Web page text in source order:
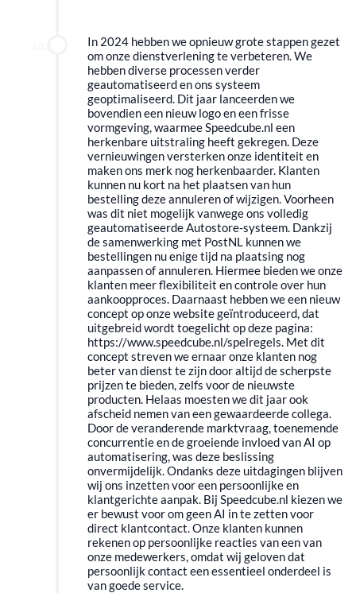
In 2024 hebben we opnieuw grote stappen gezet
om onze dienstverlening te verbeteren. We
hebben diverse processen verder
geautomatiseerd en ons systeem
geoptimaliseerd. Dit jaar lanceerden we
bovendien een nieuw logo en een frisse
vormgeving, waarmee Speedcube.nl een
herkenbare uitstraling heeft gekregen. Deze
vernieuwingen versterken onze identiteit en
maken ons merk nog herkenbaarder. Klanten
kunnen nu kort na het plaatsen van hun
bestelling deze annuleren of wijzigen. Voorheen
was dit niet mogelijk vanwege ons volledig
geautomatiseerde Autostore-systeem. Dankzij
de samenwerking met PostNL kunnen we
bestellingen nu enige tijd na plaatsing nog
aanpassen of annuleren. Hiermee bieden we onze
klanten meer flexibiliteit en controle over hun
aankoopproces. Daarnaast hebben we een nieuw
concept op onze website geïntroduceerd, dat
uitgebreid wordt toegelicht op deze pagina:
https://www.speedcube.nl/spelregels. Met dit
concept streven we ernaar onze klanten nog
beter van dienst te zijn door altijd de scherpste
prijzen te bieden, zelfs voor de nieuwste
producten. Helaas moesten we dit jaar ook
afscheid nemen van een gewaardeerde collega.
Door de veranderende marktvraag, toenemende
concurrentie en de groeiende invloed van AI op
automatisering, was deze beslissing
onvermijdelijk. Ondanks deze uitdagingen blijven
wij ons inzetten voor een persoonlijke en
klantgerichte aanpak. Bij Speedcube.nl kiezen we
er bewust voor om geen AI in te zetten voor
direct klantcontact. Onze klanten kunnen
rekenen op persoonlijke reacties van een van
onze medewerkers, omdat wij geloven dat
persoonlijk contact een essentieel onderdeel is
van goede service.